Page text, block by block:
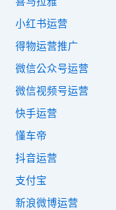
小红书运营
得物运营推广
微信公众号运营
微信视频号运营
快手运营
懂车帝
抖音运营
支付宝
新浪微博运营